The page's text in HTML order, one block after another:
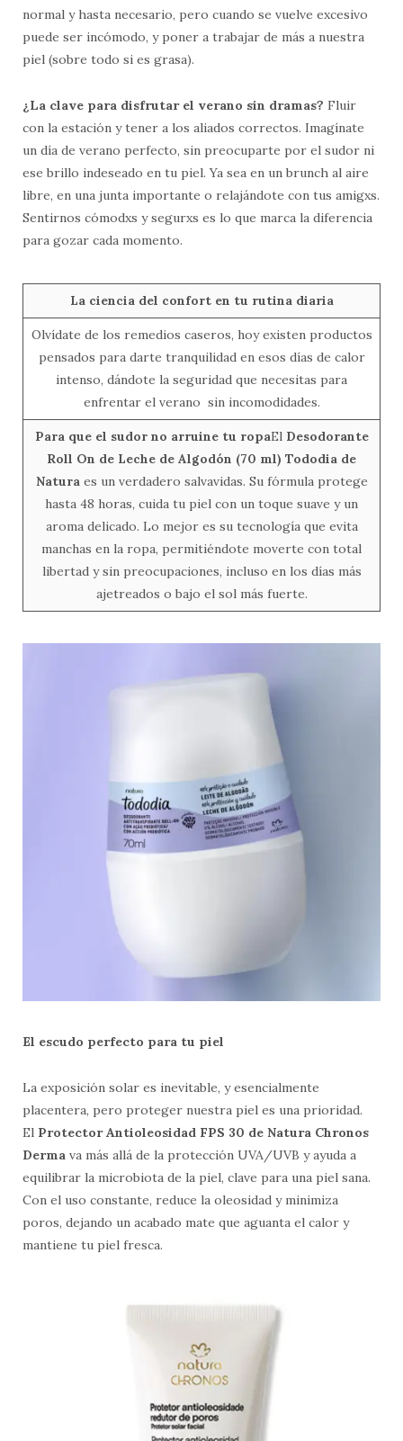
normal y hasta necesario, pero cuando se vuelve excesivo
puede ser incómodo, y poner a trabajar de más a nuestra
piel (sobre todo si es grasa).
¿La clave para disfrutar el verano sin dramas? Fluir
con la estación y tener a los aliados correctos. Imagínate
un día de verano perfecto, sin preocuparte por el sudor ni
ese brillo indeseado en tu piel. Ya sea en un brunch al aire
libre, en una junta importante o relajándote con tus amigxs.
Sentirnos cómodxs y segurxs es lo que marca la diferencia
para gozar cada momento.
La ciencia del confort en tu rutina diaria
Olvídate de los remedios caseros, hoy existen productos
pensados para darte tranquilidad en esos días de calor
intenso, dándote la seguridad que necesitas para
enfrentar el verano sin incomodidades.
Para que el sudor no arruine tu ropaEl Desodorante
Roll On de Leche de Algodón (70 ml) Tododia de
Naturaes un verdadero salvavidas. Su fórmula protege
hasta 48 horas, cuida tu piel con un toque suave y un
aroma delicado. Lo mejor es su tecnología que evita
manchas en la ropa, permitiéndote moverte con total
libertad y sin preocupaciones, incluso en los días más
ajetreados o bajo el sol más fuerte.
El escudo perfecto para tu piel
La exposición solar es inevitable, y esencialmente
placentera, pero proteger nuestra piel es una prioridad.
El Protector Antioleosidad FPS 30 de Natura Chronos
Derma va más allá de la protección UVA/UVB y ayuda a
equilibrar la microbiota de la piel, clave para una piel sana.
Con el uso constante, reduce la oleosidad y minimiza
poros, dejando un acabado mate que aguanta el calor y
mantiene tu piel fresca.